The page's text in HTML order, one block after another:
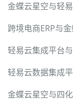
金蝶云星空与轻
跨境电商ERP与
轻易云集成平台
轻易云数据集成
金蝶云星空与四